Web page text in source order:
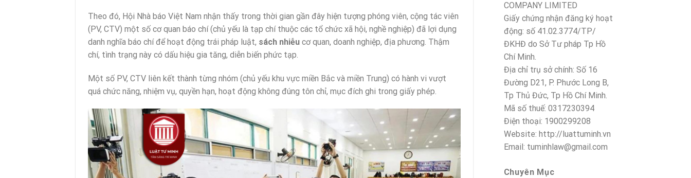
Theo đó, Hội Nhà báo Việt Nam nhận thấy trong thời gian gần đây hiện tượng phóng viên, cộng tác viên
(PV, CTV) một số cơ quan báo chí (chủ yếu là tạp chí thuộc các tổ chức xã hội, nghề nghiệp) đã lợi dụng
danh nghĩa báo chí để hoạt động trái pháp luật, sách nhiễu cơ quan, doanh nghiệp, địa phương. Thậm
chí, tình trạng này có dấu hiệu gia tăng, diễn biến phức tạp.
Một số PV, CTV liên kết thành từng nhóm (chủ yếu khu vực miền Bắc và miền Trung) có hành vi vượt
quá chức năng, nhiệm vụ, quyền hạn, hoạt động không đúng tôn chỉ, mục đích ghi trong giấy phép.
COMPANY LIMITED
Giấy chứng nhận đăng ký hoạt
động: số 41.02.3774/TP/
ĐKHĐ do Sở Tư pháp Tp Hồ
Chí Minh.
Địa chỉ trụ sở chính: Số 16
Đường D21, P. Phước Long B,
Tp Thủ Đức, Tp Hồ Chí Minh.
Mã số thuế: 0317230394
Điện thoại: 1900299208
Website: http://luattuminh.vn
Email: tuminhlaw@gmail.com
Chuyên Mục